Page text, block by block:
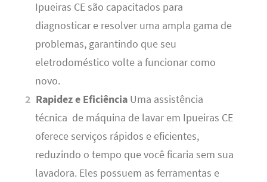
Ipueiras CE são capacitados para
diagnosticar e resolver uma ampla gama de
problemas, garantindo que seu
eletrodoméstico volte a funcionar como
novo.
Rapidez e Eficiência Uma assistência
técnica de máquina de lavar em Ipueiras CE
oferece serviços rápidos e eficientes,
reduzindo o tempo que você ficaria sem sua
lavadora. Eles possuem as ferramentas e